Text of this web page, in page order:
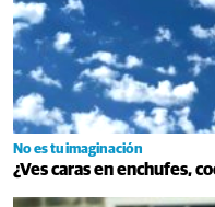
No es tu imaginación
¿Ves caras en enchufes,